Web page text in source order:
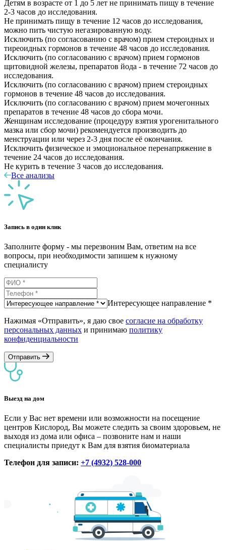
Детям в возрасте от 1 до 5 лет не принимать пищу в течение
2-3 часов до исследования.
Не принимать пищу в течение 12 часов до исследования,
можно пить чистую негазированную воду.
Исключить (по согласованию с врачом) прием стероидных и
тиреоидных гормонов в течение 48 часов до исследования.
Исключить (по согласованию с врачом) прием гормонов
щитовидной железы, препаратов йода - в течение 72 часов до
исследования.
Исключить (по согласованию с врачом) прием стероидных
гормонов в течение 48 часов до исследования.
Исключить (по согласованию с врачом) прием мочегонных
препаратов в течение 48 часов до сбора мочи.
Женщинам исследование (процедуру взятия урогенитального
мазка или сбор мочи) рекомендуется производить до
менструации или через 2-3 дня после её окончания.
Исключить физическое и эмоциональное перенапряжение в
течение 24 часов до исследования.
Не курить в течение 3 часов до исследования.
Все анализы
Запись в один клик
Заполните форму - мы перезвоним Вам, ответим на все
вопросы, при необходимости запишем к нужному
специалисту
Интересующее направление *
Нажимая «Отправить», я даю свое согласие на обработку
персональных данных и принимаю политику
конфиденциальности
Отправить
Выезд на дом
Если у Вас нет времени или возможности на посещение
центров Кислород, Вы можете следить за своим здоровьем, не
выходя из дома или офиса – позвоните нам и наши
специалисты приедут к Вам для взятия биоматериала
Телефон для записи: +7 (4932) 528-000